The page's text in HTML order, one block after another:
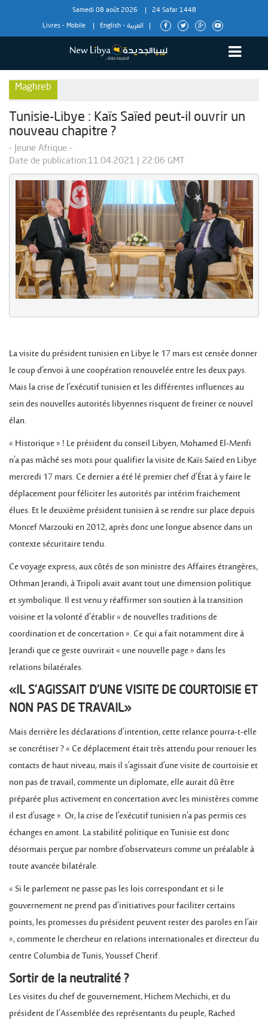
Samedi 08 août 2026 24 Safar 1448
Livres - Mobile English - العربية
Maghreb
Tunisie-Libye : Kaïs Saïed peut-il ouvrir un
nouveau chapitre ?
- Jeune Afrique -
Date de publication:11.04.2021 | 22:06 GMT
La visite du président tunisien en Libye le 17 mars est censée donner
le coup d’envoi à une coopération renouvelée entre les deux pays.
Mais la crise de l’exécutif tunisien et les différentes influences au
sein des nouvelles autorités libyennes risquent de freiner ce nouvel
élan.
« Historique » ! Le président du conseil Libyen, Mohamed El-Menfi
n’a pas mâché ses mots pour qualifier la visite de Kaïs Saïed en Libye
mercredi 17 mars. Ce dernier a été lé premier chef d’État à y faire le
déplacement pour féliciter les autorités par intérim fraichement
élues. Et le deuxième président tunisien à se rendre sur place depuis
Moncef Marzouki en 2012, après donc une longue absence dans un
contexte sécuritaire tendu.
Ce voyage express, aux côtés de son ministre des Affaires étrangères,
Othman Jerandi, à Tripoli avait avant tout une dimension politique
et symbolique. Il est venu y réaffirmer son soutien à la transition
voisine et la volonté d’établir « de nouvelles traditions de
coordination et de concertation ». Ce qui a fait notamment dire à
Jerandi que ce geste ouvrirait « une nouvelle page » dans les
relations bilatérales.
«IL S’AGISSAIT D’UNE VISITE DE COURTOISIE ET
NON PAS DE TRAVAIL»
Mais derrière les déclarations d’intention, cette relance pourra-t-elle
se concrétiser ? « Ce déplacement était très attendu pour renouer les
contacts de haut niveau, mais il s’agissait d’une visite de courtoisie et
non pas de travail, commente un diplomate, elle aurait dû être
préparée plus activement en concertation avec les ministères comme
il est d’usage ». Or, la crise de l’exécutif tunisien n’a pas permis ces
échanges en amont. La stabilité politique en Tunisie est donc
désormais perçue par nombre d’observateurs comme un préalable à
toute avancée bilatérale.
« Si le parlement ne passe pas les lois correspondant et si le
gouvernement ne prend pas d’initiatives pour faciliter certains
points, les promesses du président peuvent rester des paroles en l’air
», commente le chercheur en relations internationales et directeur du
centre Columbia de Tunis, Youssef Cherif.
Sortir de la neutralité ?
Les visites du chef de gouvernement, Hichem Mechichi, et du
président de l’Assemblée des représentants du peuple, Rached